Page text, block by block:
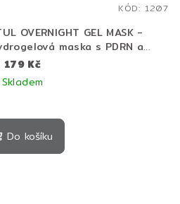
OVERNIGHT GEL MASK -
maska s PDRN a
efektem - 34 g
179 Kč
Skladem
Do košíku
KÓD: 1207